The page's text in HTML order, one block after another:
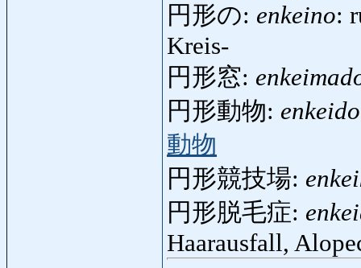
円形の: enkeino:
Kreis-
円形窓:
円形動物:
動物
円形競技場:
円形脱毛症:
Haarausfall,